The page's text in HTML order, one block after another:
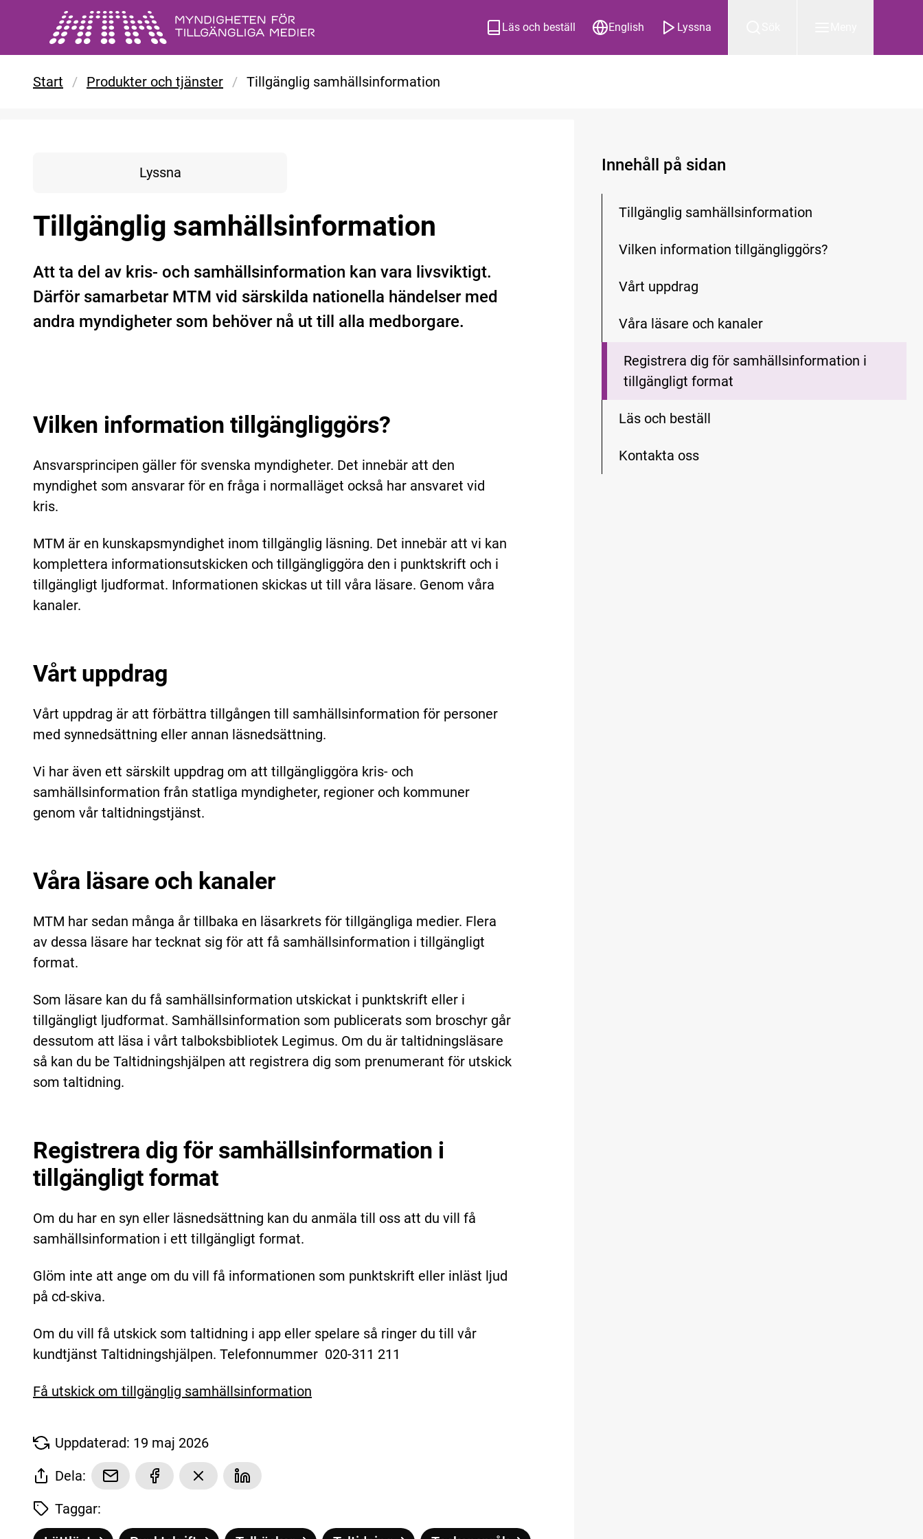
Gå till huvudinnehåll
Läs och beställ English Lyssna
Start / Produkter och tjänster / Tillgänglig samhällsinformation
Lyssna
Tillgänglig samhällsinformation
Att ta del av kris- och samhällsinformation kan vara livsviktigt.
Därför samarbetar MTM vid särskilda nationella händelser med
andra myndigheter som behöver nå ut till alla medborgare.
Vilken information tillgängliggörs?
Ansvarsprincipen gäller för svenska myndigheter. Det innebär att den
myndighet som ansvarar för en fråga i normalläget också har ansvaret vid
kris.
MTM är en kunskapsmyndighet inom tillgänglig läsning. Det innebär att vi kan
komplettera informationsutskicken och tillgängliggöra den i punktskrift och i
tillgängligt ljudformat. Informationen skickas ut till våra läsare. Genom våra
kanaler.
Vårt uppdrag
Vårt uppdrag är att förbättra tillgången till samhällsinformation för personer
med synnedsättning eller annan läsnedsättning.
Vi har även ett särskilt uppdrag om att tillgängliggöra kris- och
samhällsinformation från statliga myndigheter, regioner och kommuner
genom vår taltidningstjänst.
Våra läsare och kanaler
MTM har sedan många år tillbaka en läsarkrets för tillgängliga medier. Flera
av dessa läsare har tecknat sig för att få samhällsinformation i tillgängligt
format.
Som läsare kan du få samhällsinformation utskickat i punktskrift eller i
tillgängligt ljudformat. Samhällsinformation som publicerats som broschyr går
dessutom att läsa i vårt talboksbibliotek Legimus. Om du är taltidningsläsare
så kan du be Taltidningshjälpen att registrera dig som prenumerant för utskick
som taltidning.
Registrera dig för samhällsinformation i
tillgängligt format
Om du har en syn eller läsnedsättning kan du anmäla till oss att du vill få
samhällsinformation i ett tillgängligt format.
Glöm inte att ange om du vill få informationen som punktskrift eller inläst ljud
på cd-skiva.
Om du vill få utskick som taltidning i app eller spelare så ringer du till vår
kundtjänst Taltidningshjälpen. Telefonnummer 020-311 211
Få utskick om tillgänglig samhällsinformation
Uppdaterad: 19 maj 2026
Dela:
Taggar:
Innehåll på sidan
Tillgänglig samhällsinformation
Vilken information tillgängliggörs?
Vårt uppdrag
Våra läsare och kanaler
Registrera dig för samhällsinformation i
tillgängligt format
Läs och beställ
Kontakta oss